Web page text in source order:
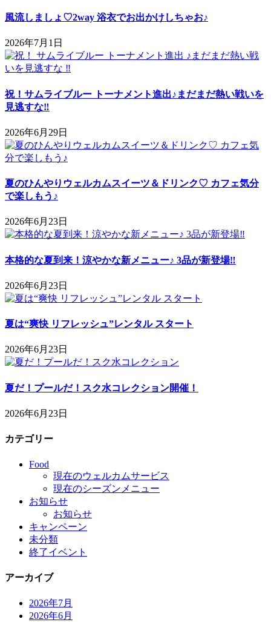
風流しましょ♡2way 浴衣でお出かけしちゃお♪
2026年7月1日
祝！サムライブルー トーナメント進出♪まだまだ熱い戦いを
見逃すな‼
2026年6月29日
夏のひんやりウェルカムスイーツ＆ドリンク♡ カフェ気分
で楽しもう♪
2026年6月23日
本格的な夏到来！涼やかな新メニュー♪ 3品が新登場‼
2026年6月23日
夏は“爽快 リフレッシュ”レンタル スタート
2026年6月23日
夏だ！プールだ！スク水コレクション開催！
2026年6月23日
カテゴリー
Food
現在のウェルカムサービス
現在のシーズンメニュー
お知らせ
お知らせ
キャンペーン
未分類
終了イベント
アーカイブ
2026年7月
2026年6月